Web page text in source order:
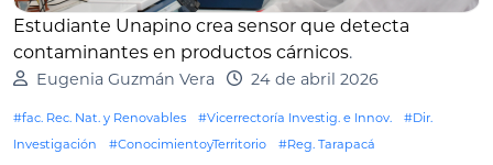
Estudiante Unapino crea sensor que detecta
contaminantes en productos cárnicos.
Eugenia Guzmán Vera 24 de abril 2026
#fac. Rec. Nat. y Renovables #Vicerrectoría Investig. e Innov.
#Dir.
Investigación
#ConocimientoyTerritorio #Reg. Tarapacá